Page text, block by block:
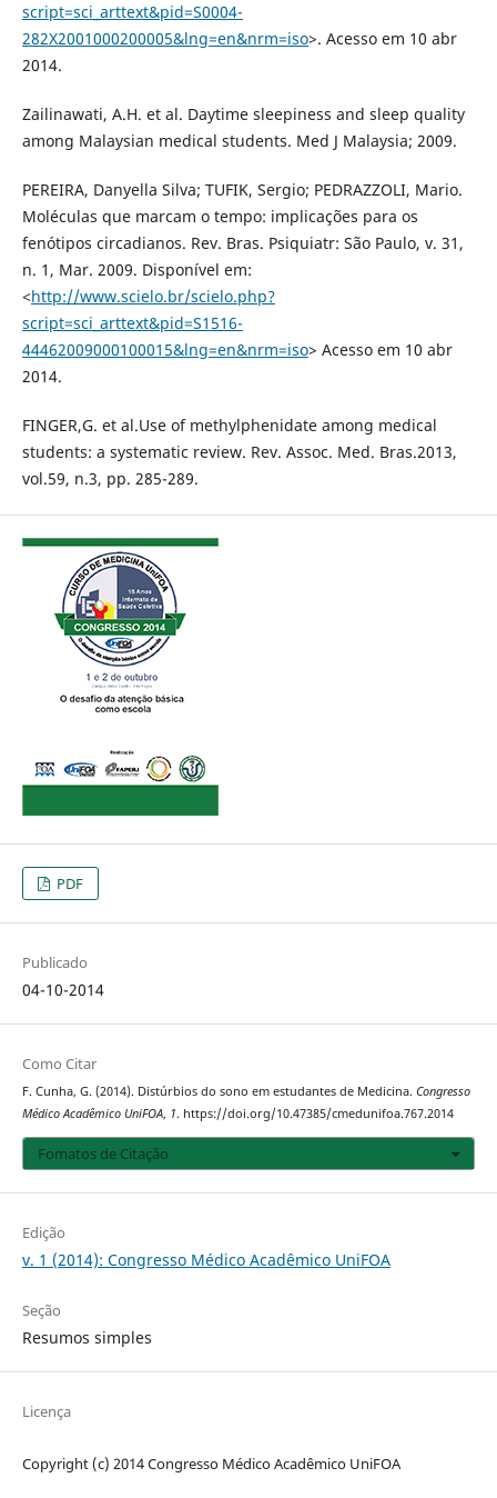
script=sci_arttext&pid=S0004-
282X2001000200005&lng=en&nrm=iso>. Acesso em 10 abr
2014.
Zailinawati, A.H. et al. Daytime sleepiness and sleep quality
among Malaysian medical students. Med J Malaysia; 2009.
PEREIRA, Danyella Silva; TUFIK, Sergio; PEDRAZZOLI, Mario.
Moléculas que marcam o tempo: implicações para os
fenótipos circadianos. Rev. Bras. Psiquiatr: São Paulo, v. 31,
n. 1, Mar. 2009. Disponível em:
<http://www.scielo.br/scielo.php?
script=sci_arttext&pid=S1516-
44462009000100015&lng=en&nrm=iso> Acesso em 10 abr
2014.
FINGER,G. et al.Use of methylphenidate among medical
students: a systematic review. Rev. Assoc. Med. Bras.2013,
vol.59, n.3, pp. 285-289.
PDF
Publicado
04-10-2014
Como Citar
F. Cunha, G. (2014). Distúrbios do sono em estudantes de Medicina. Congresso
Médico Acadêmico UniFOA, 1. https://doi.org/10.47385/cmedunifoa.767.2014
Fomatos de Citação
Edição
v. 1 (2014): Congresso Médico Acadêmico UniFOA
Seção
Resumos simples
Licença
Copyright (c) 2014 Congresso Médico Acadêmico UniFOA